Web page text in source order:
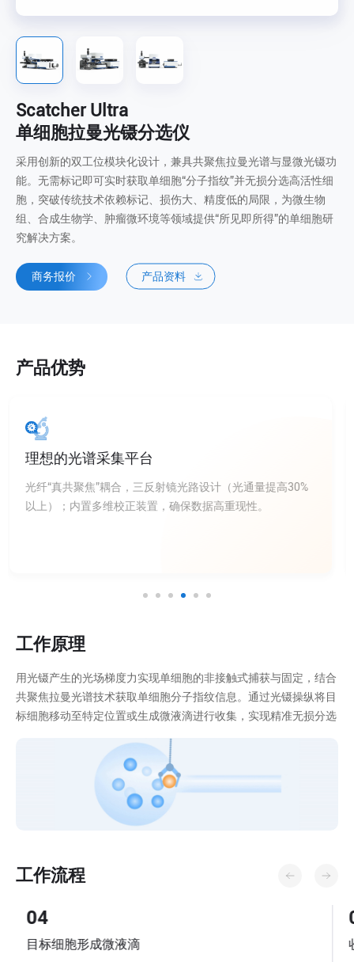
Scatcher Ultra
单细胞拉曼光镊分选仪
采用创新的双工位模块化设计，兼具共聚焦拉曼光谱与显微光镊功
能。无需标记即可实时获取单细胞“分子指纹”并无损分选高活性细
胞，突破传统技术依赖标记、损伤大、精度低的局限，为微生物
组、合成生物学、肿瘤微环境等领域提供“所见即所得”的单细胞研
究解决方案。
商务报价 产品资料
产品优势
高度自动化的操作流程，易学易用
采用96孔板细胞收集装置，兼具单个细胞收集与批量细胞收
集功能，30分钟内完成96孔板收集，无缝对接下游单克隆培
工作原理
用光镊产生的光场梯度力实现单细胞的非接触式捕获与固定，结合
共聚焦拉曼光谱技术获取单细胞分子指纹信息。通过光镊操纵将目
标细胞移动至特定位置或生成微液滴进行收集，实现精准无损分选
工作流程
05
收集目标细胞